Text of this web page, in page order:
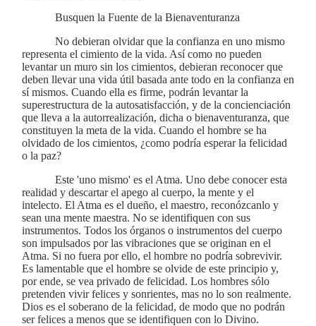
Busquen la Fuente de la Bienaventuranza
No debieran olvidar que la confianza en uno mismo
representa el cimiento de la vida. Así como no pueden
levantar un muro sin los cimientos, debieran reconocer que
deben llevar una vida útil basada ante todo en la confianza en
sí mismos. Cuando ella es firme, podrán levantar la
superestructura de la autosatisfacción, y de la concienciación
que lleva a la autorrealización, dicha o bienaventuranza, que
constituyen la meta de la vida. Cuando el hombre se ha
olvidado de los cimientos, ¿como podría esperar la felicidad
o la paz?
Este 'uno mismo' es el Atma. Uno debe conocer esta
realidad y descartar el apego al cuerpo, la mente y el
intelecto. El Atma es el dueño, el maestro, reconózcanlo y
sean una mente maestra. No se identifiquen con sus
instrumentos. Todos los órganos o instrumentos del cuerpo
son impulsados por las vibraciones que se originan en el
Atma. Si no fuera por ello, el hombre no podría sobrevivir.
Es lamentable que el hombre se olvide de este principio y,
por ende, se vea privado de felicidad. Los hombres sólo
pretenden vivir felices y sonrientes, mas no lo son realmente.
Dios es el soberano de la felicidad, de modo que no podrán
ser felices a menos que se identifiquen con lo Divino.